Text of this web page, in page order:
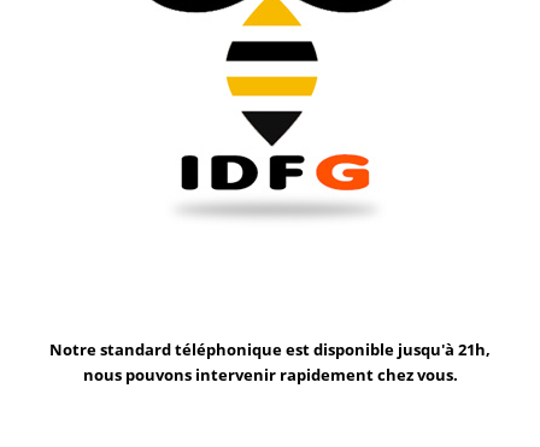
Notre standard téléphonique est disponible jusqu'à 21h,
nous pouvons intervenir rapidement chez vous.